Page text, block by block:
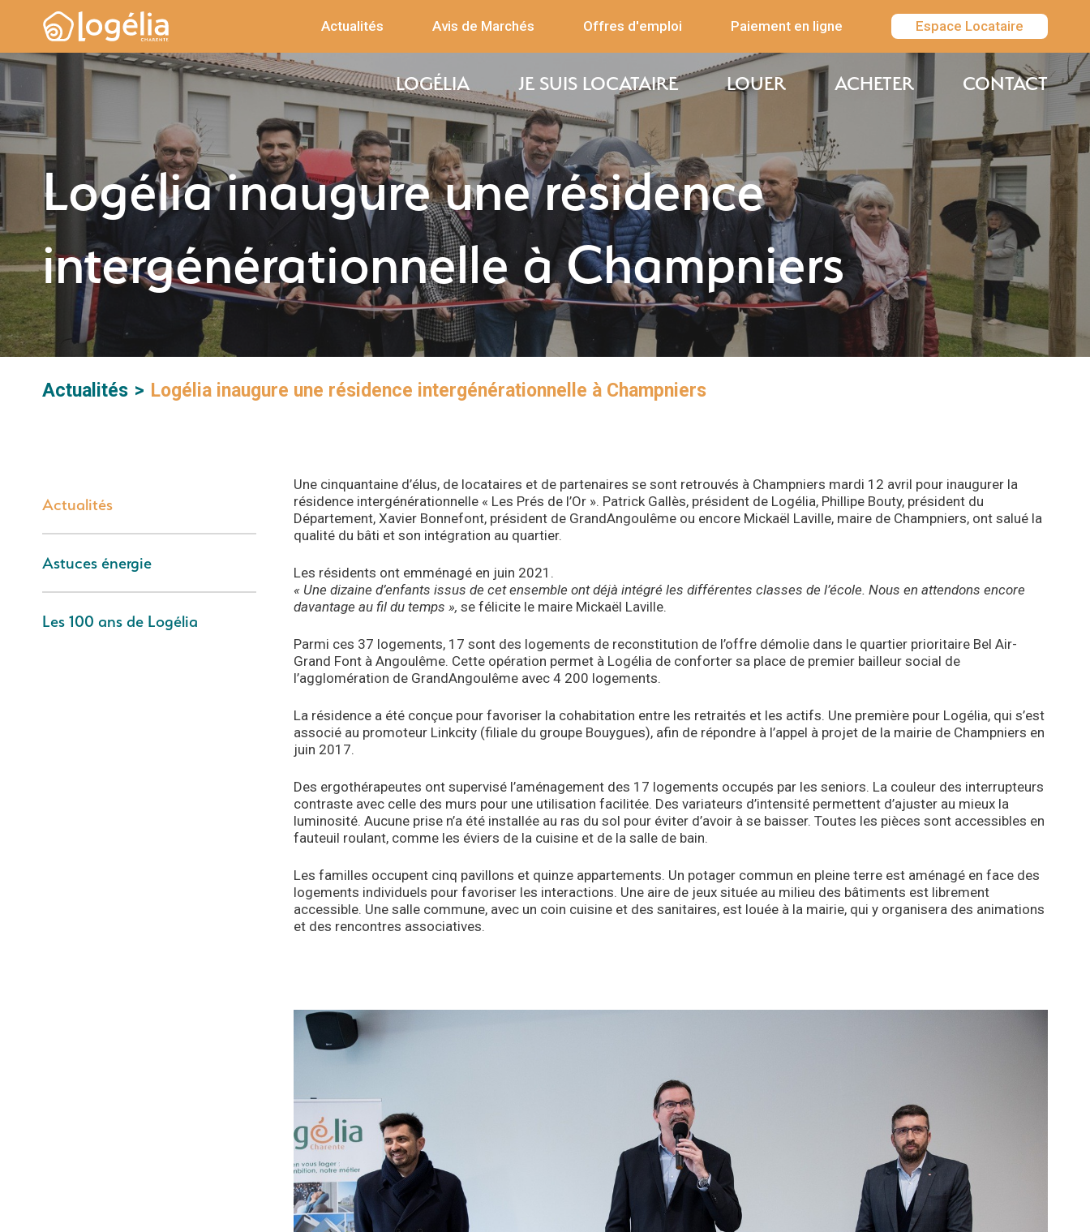
Actualités Avis de Marchés Offres d'emploi Paiement en ligne Espace Locataire
LOGÉLIA JE SUIS LOCATAIRE LOUER ACHETER CONTACT
Logélia inaugure une résidence
intergénérationnelle à Champniers
Actualités Logélia inaugure une résidence intergénérationnelle à Champniers
Actualités
Astuces énergie
Les 100 ans de Logélia
Une cinquantaine d’élus, de locataires et de partenaires se sont retrouvés à Champniers mardi 12 avril pour inaugurer la
résidence intergénérationnelle « Les Prés de l’Or ». Patrick Gallès, président de Logélia, Phillipe Bouty, président du
Département, Xavier Bonnefont, président de GrandAngoulême ou encore Mickaël Laville, maire de Champniers, ont salué la
qualité du bâti et son intégration au quartier.
Les résidents ont emménagé en juin 2021.
« Une dizaine d’enfants issus de cet ensemble ont déjà intégré les différentes classes de l’école. Nous en attendons encore
davantage au fil du temps », se félicite le maire Mickaël Laville.
Parmi ces 37 logements, 17 sont des logements de reconstitution de l’offre démolie dans le quartier prioritaire Bel Air-
Grand Font à Angoulême. Cette opération permet à Logélia de conforter sa place de premier bailleur social de
l’agglomération de GrandAngoulême avec 4 200 logements.
La résidence a été conçue pour favoriser la cohabitation entre les retraités et les actifs. Une première pour Logélia, qui s’est
associé au promoteur Linkcity (filiale du groupe Bouygues), afin de répondre à l’appel à projet de la mairie de Champniers en
juin 2017.
Des ergothérapeutes ont supervisé l’aménagement des 17 logements occupés par les seniors. La couleur des interrupteurs
contraste avec celle des murs pour une utilisation facilitée. Des variateurs d’intensité permettent d’ajuster au mieux la
luminosité. Aucune prise n’a été installée au ras du sol pour éviter d’avoir à se baisser. Toutes les pièces sont accessibles en
fauteuil roulant, comme les éviers de la cuisine et de la salle de bain.
Les familles occupent cinq pavillons et quinze appartements. Un potager commun en pleine terre est aménagé en face des
logements individuels pour favoriser les interactions. Une aire de jeux située au milieu des bâtiments est librement
accessible. Une salle commune, avec un coin cuisine et des sanitaires, est louée à la mairie, qui y organisera des animations
et des rencontres associatives.